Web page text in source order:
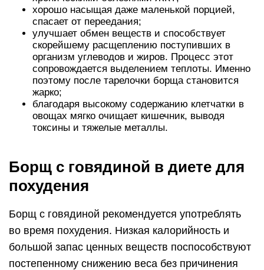
хорошо насыщая даже маленькой порцией,
спасает от переедания;
улучшает обмен веществ и способствует
скорейшему расщеплению поступивших в
организм углеводов и жиров. Процесс этот
сопровождается выделением теплоты. Именно
поэтому после тарелочки борща становится
жарко;
благодаря высокому содержанию клетчатки в
овощах мягко очищает кишечник, выводя
токсины и тяжелые металлы.
Борщ с говядиной в диете для
похудения
Борщ с говядиной рекомендуется употреблять
во время похудения. Низкая калорийность и
большой запас ценных веществ поспособствуют
постепенному снижению веса без причинения